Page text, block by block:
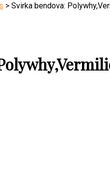
> Svirka bendova: